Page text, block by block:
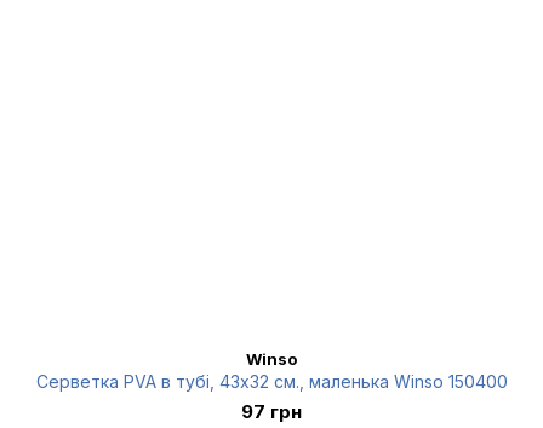
Winso
Серветка PVA в тубі, 43x32 см., маленька Winso 150400
97 грн